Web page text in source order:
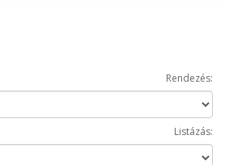
Rendezés:
Listázás: